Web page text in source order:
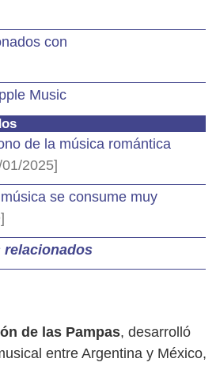
con
Music
de la música romántica
01/2025]
se consume muy
relacionados
de las Pampas, desarrolló
entre Argentina y México,